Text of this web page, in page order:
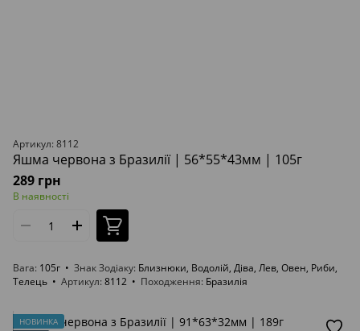
Артикул: 8112
Яшма червона з Бразилії | 56*55*43мм | 105г
289 грн
В наявності
Вага 105г Знак Зодіаку Близнюки, Водолій, Діва, Лев, Овен, Риби,
Телець
Артикул 8112 Походження Бразилія
НОВИНКА